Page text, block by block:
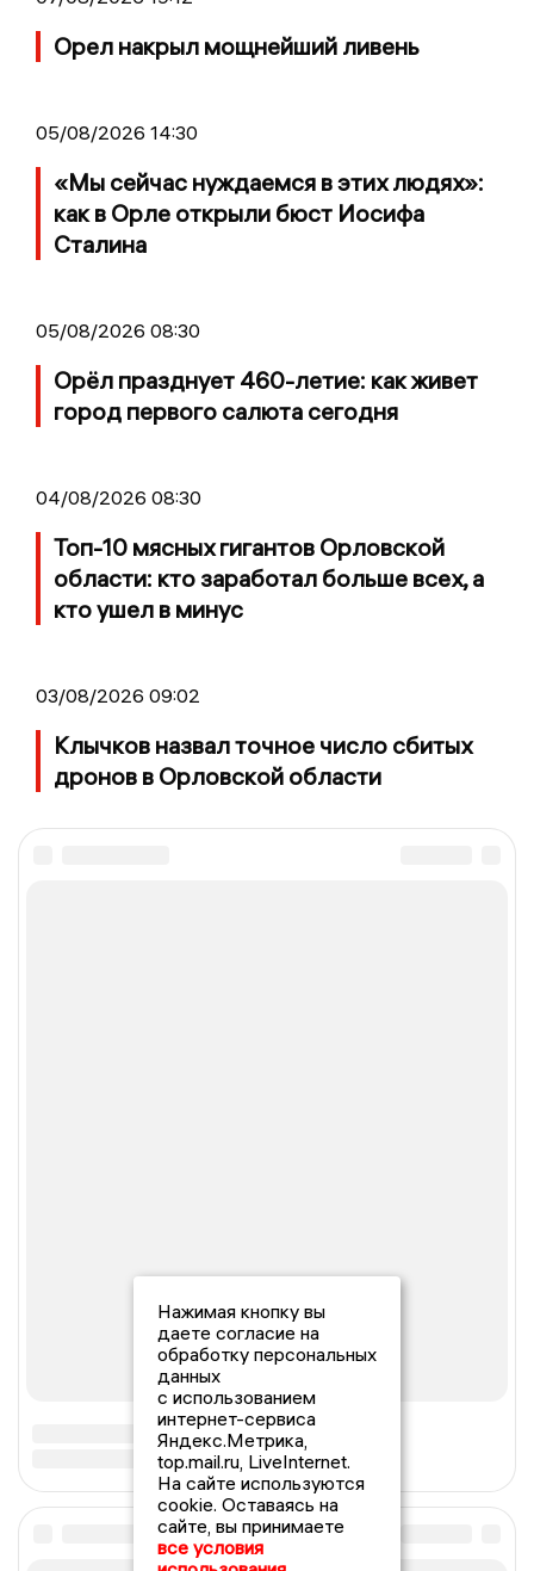
Орел накрыл мощнейший ливень
05/08/2026 14:30
«Мы сейчас нуждаемся в этих людях»:
как в Орле открыли бюст Иосифа
Сталина
05/08/2026 08:30
Орёл празднует 460-летие: как живет
город первого салюта сегодня
04/08/2026 08:30
Топ-10 мясных гигантов Орловской
области: кто заработал больше всех, а
кто ушел в минус
03/08/2026 09:02
Клычков назвал точное число сбитых
дронов в Орловской области
Нажимая кнопку вы
даете согласие на
обработку персональных
данных
с использованием
интернет-сервиса
Яндекс.Метрика,
top.mail.ru, LiveInternet.
На сайте используются
cookie. Оставаясь на
сайте, вы принимаете
все условия